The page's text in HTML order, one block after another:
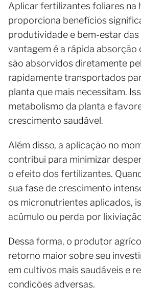
Aplicar fertilizantes foliares na
proporciona benefícios
produtividade e bem-estar
vantagem é a rápida absorção
são absorvidos diretamente
rapidamente transportados
planta que mais necessitam.
metabolismo da planta e
crescimento saudável.
Além disso, a aplicação no
contribui para minimizar
o efeito dos fertilizantes.
sua fase de crescimento
os micronutrientes aplicados,
acúmulo ou perda por
Dessa forma, o produtor
retorno maior sobre seu
em cultivos mais saudáveis e
condições adversas.